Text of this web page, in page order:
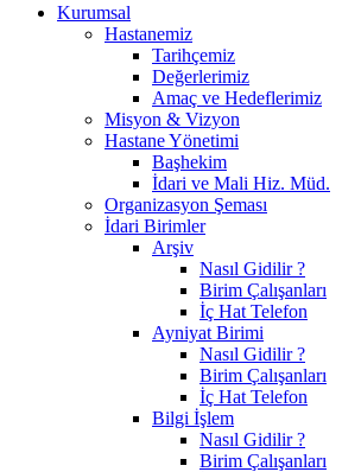
Kurumsal
Hastanemiz
Tarihçemiz
Değerlerimiz
Amaç ve Hedeflerimiz
Misyon & Vizyon
Hastane Yönetimi
Başhekim
İdari ve Mali Hiz. Müd.
Organizasyon Şeması
İdari Birimler
Arşiv
Nasıl Gidilir ?
Birim Çalışanları
İç Hat Telefon
Ayniyat Birimi
Nasıl Gidilir ?
Birim Çalışanları
İç Hat Telefon
Bilgi İşlem
Nasıl Gidilir ?
Birim Çalışanları